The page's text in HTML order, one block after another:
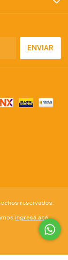
reservados.
ingresá acá.